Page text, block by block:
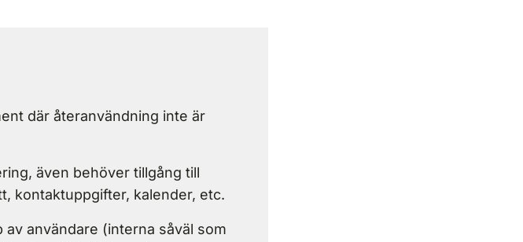
där återanvändning inte är
även behöver tillgång till
kontaktuppgifter, kalender, etc.
användare (interna såväl som